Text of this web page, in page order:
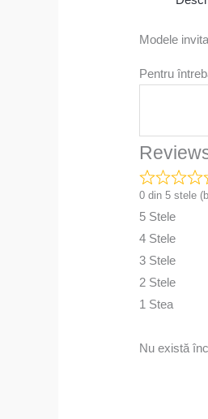
Modele
Pentru
0 din 5 stele
5 Stele
4 Stele
3 Stele
2 Stele
1 Stea
Nu există